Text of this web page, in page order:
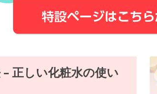
正しい化粧水の使い